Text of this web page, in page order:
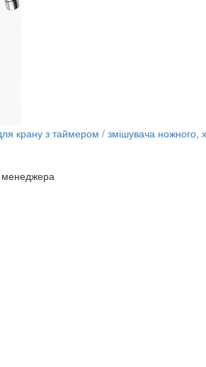
крану з таймером / змішувача ножного,
менеджера